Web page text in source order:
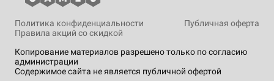
Копирование материалов разрешено только по согласию
администрации
Содержимое сайта не является публичной офертой
Политика конфиденциальности
Публичная оферта
Правила акций со скидкой